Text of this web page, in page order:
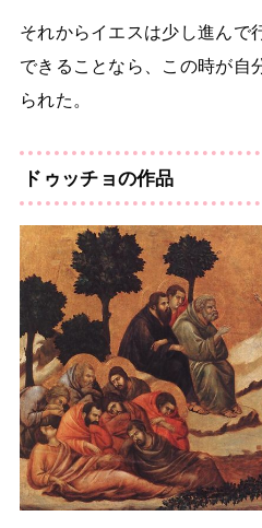
それからイエスは少し進んで
できることなら、この時が自
られた。
ドゥッチョの作品